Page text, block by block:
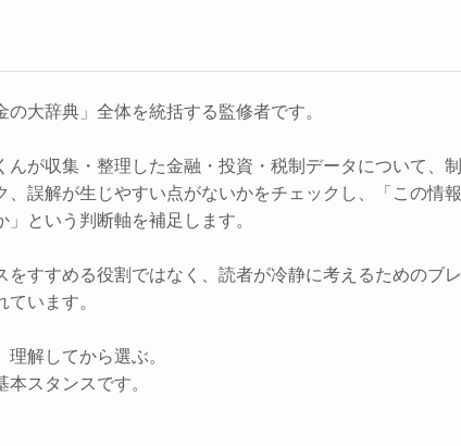
の大辞典」全体を統括する監修者です。
んが収集・整理した金融・投資・税制データについて、制
、誤解が生じやすい点がないかをチェックし、「この情報
」という判断軸を補足します。
をすすめる役割ではなく、読者が冷静に考えるためのブレ
います。
解してから選ぶ。
スタンスです。